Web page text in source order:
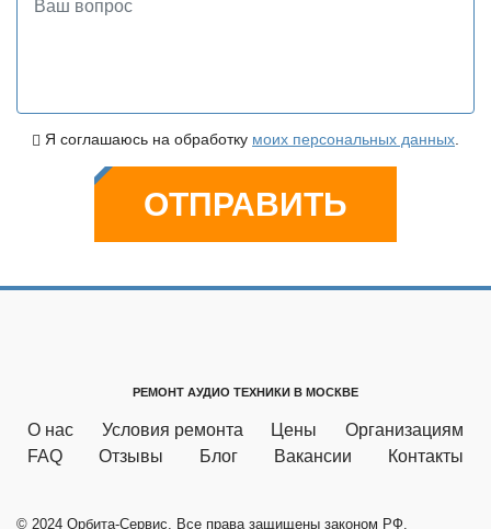
Я соглашаюсь на обработку моих персональных данных
ОТПРАВИТЬ
РЕМОНТ АУДИО ТЕХНИКИ В МОСКВЕ
О нас Условия ремонта Цены
Организациям
FAQ
Отзывы Блог Вакансии Контакты
© 2024 Орбита-Сервис. Все права защищены законом РФ.